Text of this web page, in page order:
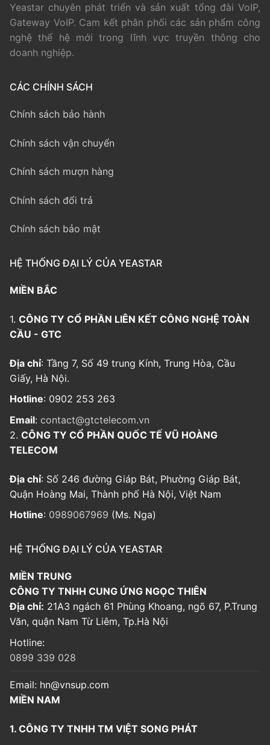
Yeastar chuyên phát triển và sản xuất tổng đài VoIP,
Gateway VoIP. Cam kết phân phối các sản phẩm công
nghệ thế hệ mới trong lĩnh vực truyền thông cho
doanh nghiệp.
CÁC CHÍNH SÁCH
Chính sách bảo hành
Chính sách vận chuyển
Chính sách mượn hàng
Chính sách đổi trả
Chính sách bảo mật
HỆ THỐNG ĐẠI LÝ CỦA YEASTAR
MIỀN BẮC
1. CÔNG TY CỔ PHẦN LIÊN KẾT CÔNG NGHỆ TOÀN
CẦU - GTC
Địa chỉ: Tầng 7, Số 49 trung Kính, Trung Hòa, Cầu
Giấy, Hà Nội.
Hotline: 0902 253 263
Email: contact@gtctelecom.vn
2. CÔNG TY CỔ PHẦN QUỐC TẾ VŨ HOÀNG
TELECOM
Địa chỉ: Số 246 đường Giáp Bát, Phường Giáp Bát,
Quận Hoàng Mai, Thành phố Hà Nội, Việt Nam
Hotline: 0989067969 (Ms. Nga)
HỆ THỐNG ĐẠI LÝ CỦA YEASTAR
MIỀN TRUNG
CÔNG TY TNHH CUNG ỨNG NGỌC THIÊN
Địa chỉ: 21A3 ngách 61 Phùng Khoang, ngõ 67, P.Trung
Văn, quận Nam Từ Liêm, Tp.Hà Nội
Hotline:
0899 339 028
Email: hn@vnsup.com
MIỀN NAM
1. CÔNG TY TNHH TM VIỆT SONG PHÁT